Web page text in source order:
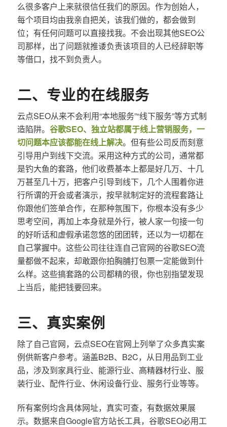
么很多客户上来就很信任我们的原因。作为创始人，
每个项目均由我亲自把关，该我们做的，都会做到
位；有任何问题可以直接找我。不会出现其他SEO公
司那样，出了问题就推诿负责该项目的人已经辞职等
等借口，找不到负责人。
二、专业的在线服务
云点SEO从来不会利用“本地服务”“线下服务”等方式制
造陷阱。 谷歌SEO、独立站都属于线上营销服务，一
切问题本应该都能在线上解决。但有些公司反而刻意
引导用户到线下交流。采用这种方式的公司，通常都
是钓大鱼的套路，他们收费基本上都是好几万、十几
万甚至几十万，把客户引导到线下，几个人围着你进
行所谓的开会或者演示，按早就制定好的流程套路让
你跟他们签单合作，在那种氛围下，你根本没有多少
思考空间，再加上本身就是外行，被人家一句接一句
的好听话和虚假承诺忽悠的团团转，还以为一切都在
自己掌握中。这些公司往往连自己官网的谷歌SEO流
量都做不起来，却敢跟你拍胸脯打包票一定能做到什
么样。这些搞套路的公司都精的很，你也别指望发现
上当后，能把钱要回来。
三、真实案例
除了自己官网，云点SEO在官网上列举了众多真实案
例供新客户参考。涵盖B2B、B2C，从日用品到工业
品，涉及到家具行业、能源行业、高精器材行业、服
装行业、配件行业、休闲设备行业、服务行业等等。
所有案例均含具体网址，真实可查，有数据效果展
示。数据来自Google官方站长工具，谷歌SEO必用工